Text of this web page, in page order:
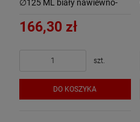
∅125 ML biały nawiewno-
166,30 zł
szt.
DO KOSZYKA